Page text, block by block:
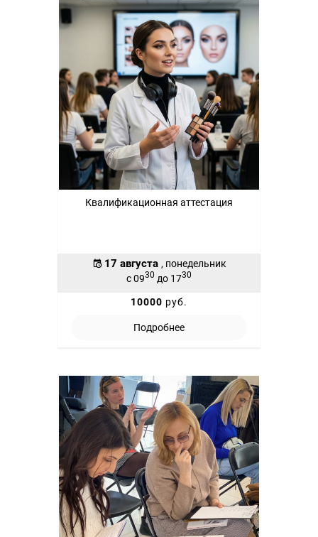
Квалификационная аттестация
17 августа , понедельник
с 0930 до 1730
10000 руб.
Подробнее